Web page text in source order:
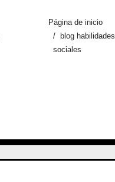
Página de inicio
blog habilidades
sociales